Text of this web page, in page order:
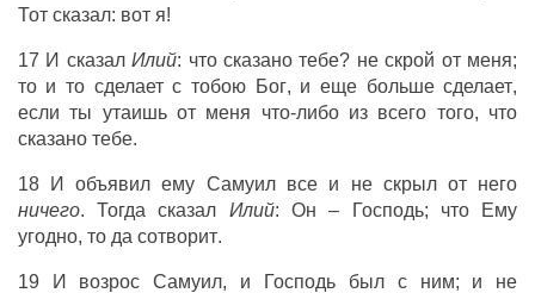
Тот сказал: вот я!
17 И сказал Илий: чтосказано тебе? нескрой от меня;
то и то сделаетс тобою Бог, и еще больше сделает,
если ты утаишьот меня что-либоиз всего того, что
сказанотебе.
18 Иобъявил ему Самуилвсе и не скрылот него
ничего. Тогдасказал Илий: Он – Господь; что Ему
угодно, то да сотворит.
19 И возрос Самуил, и Господь был с ним; и не